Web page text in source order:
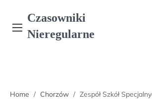
content
Czasowniki
Nieregularne
Home / Chorzów / Zespół Szkół